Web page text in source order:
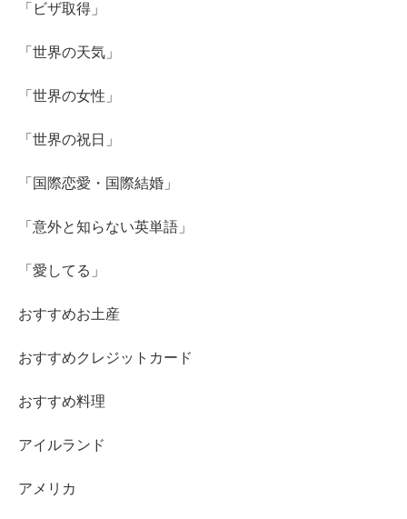
「ビザ取得」
「世界の天気」
「世界の女性」
「世界の祝日」
「国際恋愛・国際結婚」
「意外と知らない英単語」
「愛してる」
おすすめお土産
おすすめクレジットカード
おすすめ料理
アイルランド
アメリカ